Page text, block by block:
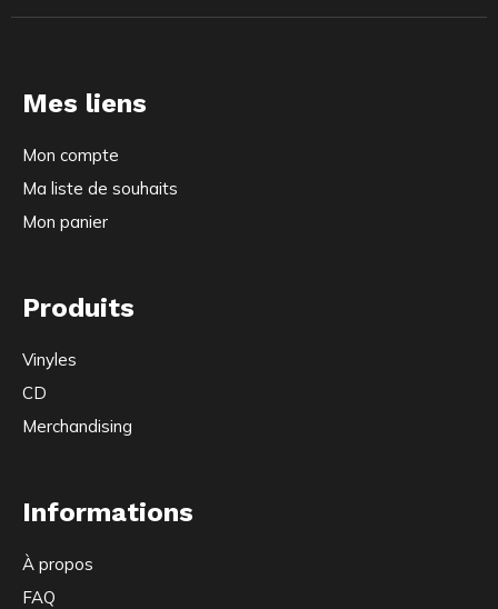
Mes liens
Mon compte
Ma liste de souhaits
Mon panier
Produits
Vinyles
CD
Merchandising
Informations
À propos
FAQ